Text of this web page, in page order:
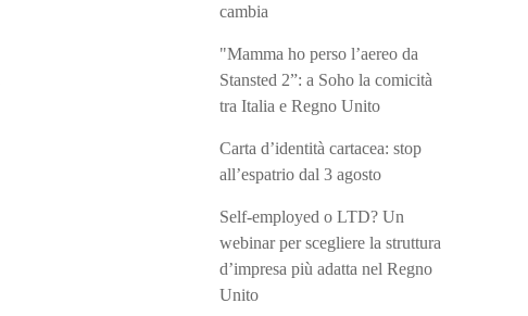
cambia
"Mamma ho perso l’aereo da
Stansted 2”: a Soho la comicità
tra Italia e Regno Unito
Carta d’identità cartacea: stop
all’espatrio dal 3 agosto
Self-employed o LTD? Un
webinar per scegliere la struttura
d’impresa più adatta nel Regno
Unito